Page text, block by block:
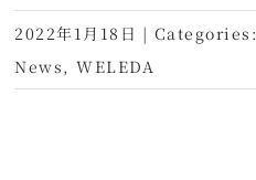
2022年1月18日 | Categories:
News,WELEDA